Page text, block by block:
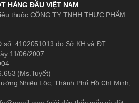
HÀNG ĐẦU VIỆT NAM
thuộc CÔNG TY TNHH THỰC PHẨM
số: 4102051013 do Sở KH và ĐT
11/06/2007.
(Ms.Tuyết)
Nhiêu Lộc, Thành Phố Hồ Chí Minh,